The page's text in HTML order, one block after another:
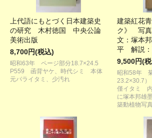
上代語にもとづく日本建築史
の研究 木村徳国 中央公論
美術出版
8,700円(税込)
昭和63年 ページ部分18.7×24.5
P559 函背ヤケ、時代シミ 本体
元パライタミ、少汚れ
建築紅花
ク》 写
文：塚本
平 解説
9,500円(
昭和58年
23.2×30.7
僅イタミ
に塚本邦雄
築動植物写